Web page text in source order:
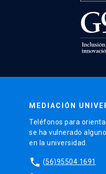
MEDIACIÓN
Teléfonos para
se ha vulnerado
en la universidad.
phone (56)95504 1691